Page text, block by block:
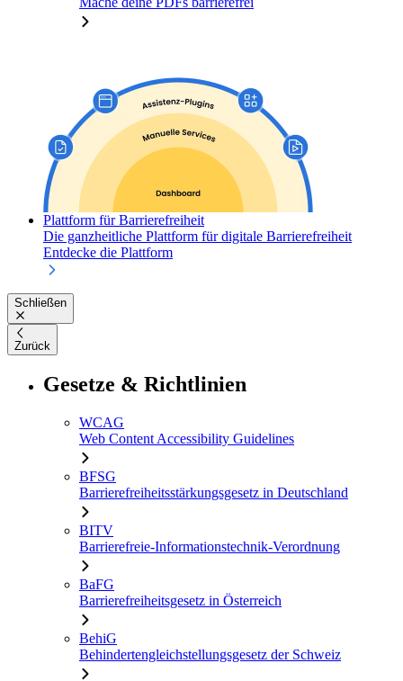
Plattform für Barrierefreiheit
Die ganzheitliche Plattform für digitale Barrierefreiheit
Entdecke die Plattform
Schließen
Zurück
Gesetze & Richtlinien
WCAG
Web Content Accessibility Guidelines
BFSG
Barrierefreiheitsstärkungsgesetz in Deutschland
BITV
Barrierefreie-Informationstechnik-Verordnung
BaFG
Barrierefreiheitsgesetz in Österreich
BehiG
Behindertengleichstellungsgesetz der Schweiz